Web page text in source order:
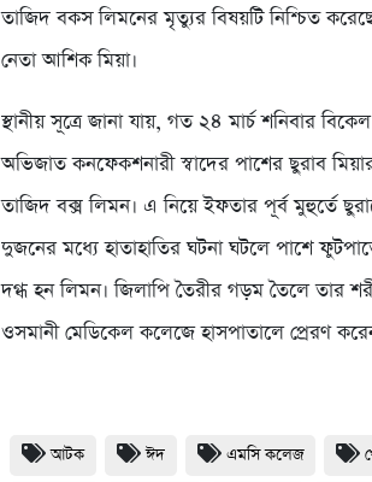
তাজিদ বকস লিমনের মৃত্যুর বিষয়টি নিশ্চিত
নেতা আশিক মিয়া।
স্থানীয় সূত্রে জানা যায়, গত ২৪ মার্চ শনিবার
অভিজাত কনফেকশনারী স্বাদের পাশের ছুরাব
তাজিদ বক্স লিমন। এ নিয়ে ইফতার পূর্ব মুহুর্তে
দুজনের মধ্যে হাতাহাতির ঘটনা ঘটলে পাশে
দগ্ধ হন লিমন। জিলাপি তৈরীর গড়ম তৈলে তার
ওসমানী মেডিকেল কলেজে হাসপাতালে প্রেরণ
আটক ঈদ এমসি কলেজ